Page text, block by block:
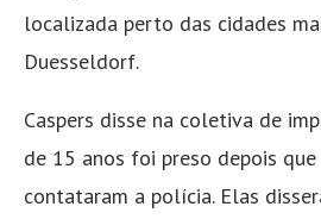
localizada perto das cidades
Duesseldorf.
Caspers disse na coletiva de
de 15 anos foi preso depois
contataram a polícia. Elas